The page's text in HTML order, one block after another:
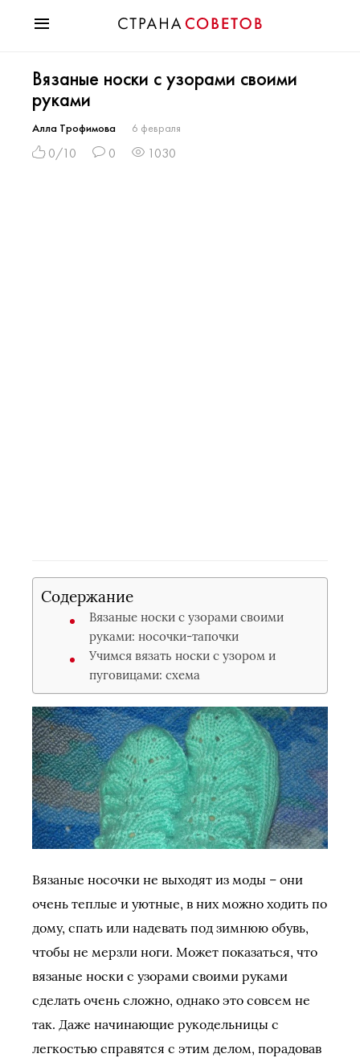
Мода
Звезды
Гороскопы
Здоровье
Вязаные носки с узорами своими
руками
Алла Трофимова 6 февраля
0/10 0 1030
Содержание
Вязаные носки с узорами своими
руками: носочки-тапочки
Учимся вязать носки с узором и
пуговицами: схема
Вязаные носочки не выходят из моды – они
очень теплые и уютные, в них можно ходить по
дому, спать или надевать под зимнюю обувь,
чтобы не мерзли ноги. Может показаться, что
вязаные носки с узорами своими руками
сделать очень сложно, однако это совсем не
так. Даже начинающие рукодельницы с
легкостью справятся с этим делом, порадовав